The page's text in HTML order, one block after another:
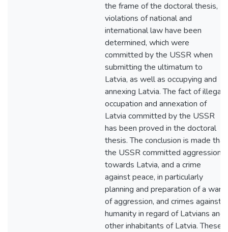
the frame of the doctoral thesis,
violations of national and
international law have been
determined, which were
committed by the USSR when
submitting the ultimatum to
Latvia, as well as occupying and
annexing Latvia. The fact of illegal
occupation and annexation of
Latvia committed by the USSR
has been proved in the doctoral
thesis. The conclusion is made that
the USSR committed aggression
towards Latvia, and a crime
against peace, in particularly
planning and preparation of a war
of aggression, and crimes against
humanity in regard of Latvians and
other inhabitants of Latvia. These